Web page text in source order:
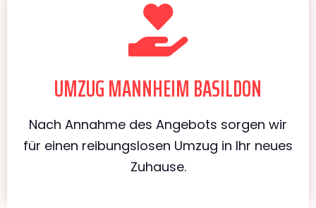
UMZUG MANNHEIM BASILDON
Nach Annahme des Angebots sorgen wir
für einen reibungslosen Umzug in Ihr neues
Zuhause.